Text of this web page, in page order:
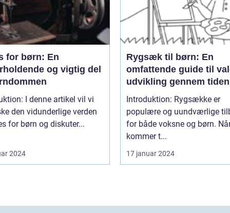
for børn: En
og vigtig del
artikel vil vi
den vidunderlige verden
for børn og diskuter...
2024
Rygsæk til børn: En
omfattende guide til
udvikling gennem tiden
Introduktion: Rygsække er
populære og uundværlige
for både voksne og børn.
kommer t...
17 januar 2024